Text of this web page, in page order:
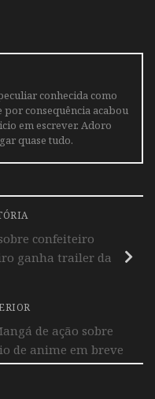
conhecida como
por consequência acabou
em escrever. Adoro
quase tudo.
confeiteiro
ganha trailer da
de ação sobre
de anime em breve